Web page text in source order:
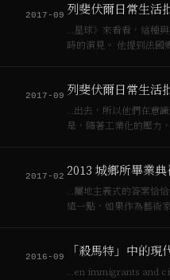
佈多孔的窩…
2017-09 列斐伏爾日常生活
…星球》來看看，這種
時的洞見。 他提到法國鄉村地區蔓延，在手藝人、小私營業主
房子的費用，更別說改
2017-09 列斐伏爾日常生活
…出去，所以他們在意
是，隨著工業化的壓力
歡迎你來，但是你不要
2017-02 2013 城鄉所畢業
…屬地主義式的答案恰
遠一點，如果作為藝術
何向世界說出第三世界
2016-09
…en immigrants and